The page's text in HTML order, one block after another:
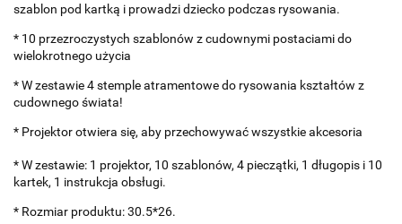
szablon pod kartką i prowadzi dziecko podczas rysowania.
* 10 przezroczystych szablonów z cudownymi postaciami do
wielokrotnego użycia
* W zestawie 4 stemple atramentowe do rysowania kształtów z
cudownego świata!
* Projektor otwiera się, aby przechowywać wszystkie akcesoria
* W zestawie: 1 projektor, 10 szablonów, 4 pieczątki, 1 długopis i 10
kartek, 1 instrukcja obsługi.
* Rozmiar produktu: 30.5*26.